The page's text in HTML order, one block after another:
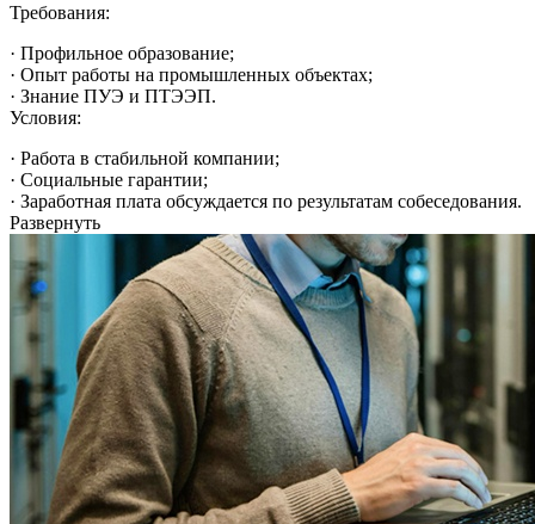
Требования:
· Профильное образование;
· Опыт работы на промышленных объектах;
· Знание ПУЭ и ПТЭЭП.
Условия:
· Работа в стабильной компании;
· Социальные гарантии;
· Заработная плата обсуждается по результатам собеседования.
Развернуть